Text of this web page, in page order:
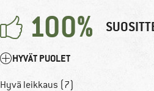
100%
HYVÄT PUOLET
Hyvä leikkaus (7)